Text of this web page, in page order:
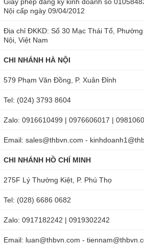
Nội cấp ngày 09/04/2012
Địa chỉ ĐKKD: Số 30 Mạc Thái Tổ,
Nội, Việt Nam
CHI NHÁNH HÀ NỘI
579 Phạm Văn Đồng, P. Xuân Đỉnh
Tel: (024) 3793 8604
Zalo: 0916610499 | 0976606017 |
Email: sales@thbvn.com -
CHI NHÁNH HỒ CHÍ MINH
275F Lý Thường Kiệt, P. Phú Thọ
Tel: (028) 6686 0682
Zalo: 0917182242 | 0919302242
Email: luan@thbvn.com -